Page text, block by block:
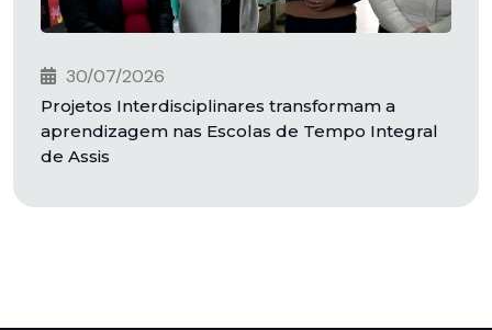
30/07/2026
Projetos Interdisciplinares transformam a
aprendizagem nas Escolas de Tempo Integral
de Assis